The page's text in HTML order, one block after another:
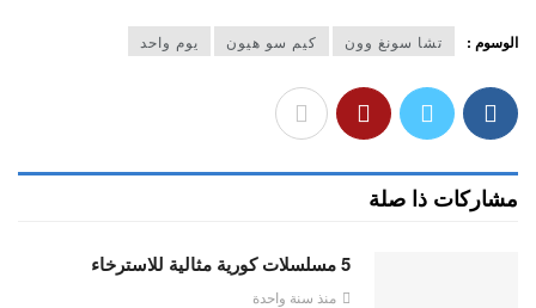
الوسوم : تشا سونغ وون كيم سو هيون يوم واحد
مشاركات ذا صلة
5 مسلسلات كورية مثالية للاسترخاء
منذ سنة واحدة